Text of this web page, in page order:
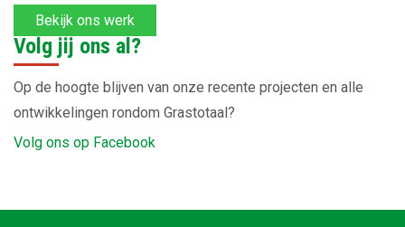
Bekijk ons werk
Volg jij ons al?
Op de hoogte blijven van onze recente projecten en alle
ontwikkelingen rondom Grastotaal?
Volg ons op Facebook